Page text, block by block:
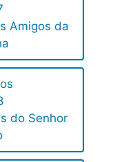
Amigos da
do Senhor